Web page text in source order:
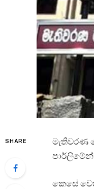
SHARE
මැතිවරණ
කෙසේ